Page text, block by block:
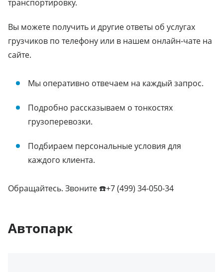
транспортировку.
Вы можете получить и другие ответы об услугах
грузчиков по телефону или в нашем онлайн-чате на
сайте.
Мы оперативно отвечаем на каждый запрос.
Подробно рассказываем о тонкостях
грузоперевозки.
Подбираем персональные условия для
каждого клиента.
Обращайтесь. Звоните ☎️+7 (499) 34-050-34
Автопарк